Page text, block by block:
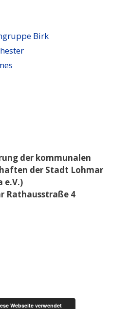
Birk
der kommunalen
der Stadt Lohmar
e.V.)
Rathausstraße 4
Webseite verwendet